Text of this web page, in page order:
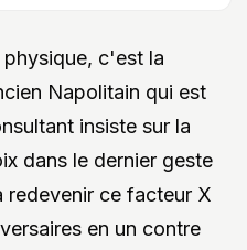
c'est la
Napolitain qui est
insiste sur la
dans le dernier geste
redevenir ce facteur X
en un contre